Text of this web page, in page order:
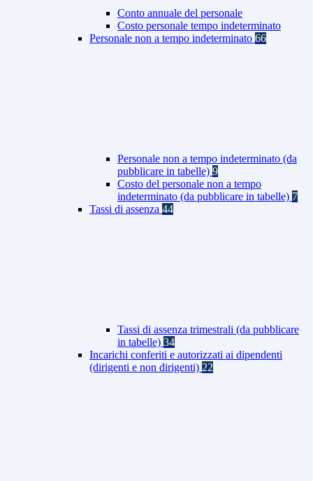
Conto annuale del personale
Costo personale tempo indeterminato
Personale non a tempo indeterminato 66
Personale non a tempo indeterminato (da
pubblicare in tabelle) 9
Costo del personale non a tempo
indeterminato (da pubblicare in tabelle) 7
Tassi di assenza 44
Tassi di assenza trimestrali (da pubblicare
in tabelle) 34
Incarichi conferiti e autorizzati ai dipendenti
(dirigenti e non dirigenti) 22